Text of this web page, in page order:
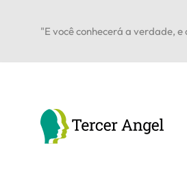
"E você conhecerá a verdade,